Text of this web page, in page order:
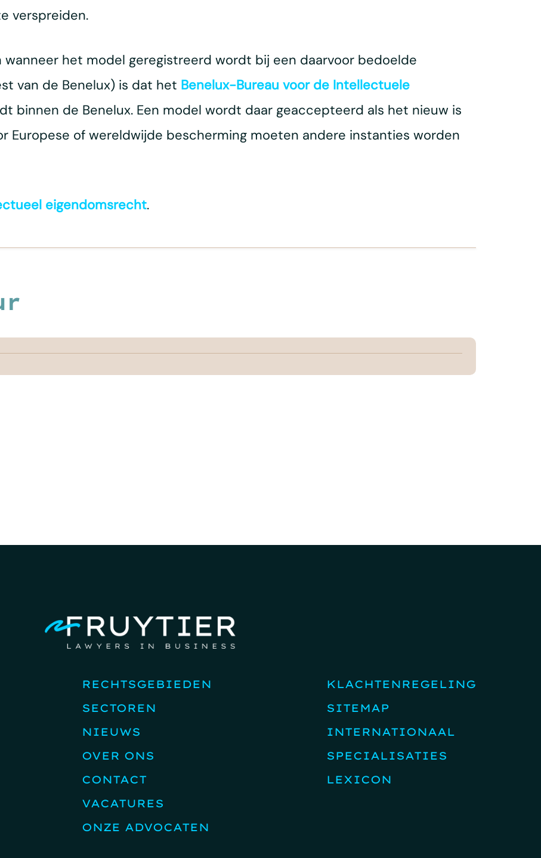
verspreiden.
het model geregistreerd wordt bij een daarvoor bedoelde
van de Benelux) is dat het Benelux-Bureau voor de Intellectuele
binnen de Benelux. Een model wordt daar geaccepteerd als het nieuw is
Europese of wereldwijde bescherming moeten andere instanties worden
eigendomsrecht.
RECHTSGEBIEDEN
SECTOREN
NIEUWS
OVER ONS
CONTACT
VACATURES
ONZE ADVOCATEN
KLACHTENREGELING
SITEMAP
INTERNATIONAAL
SPECIALISATIES
LEXICON